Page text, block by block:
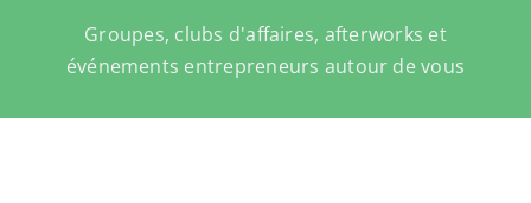
Groupes, clubs d'affaires, afterworks et
événements entrepreneurs autour de vous